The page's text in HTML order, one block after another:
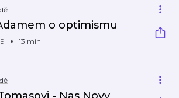
o optimismu
13 min